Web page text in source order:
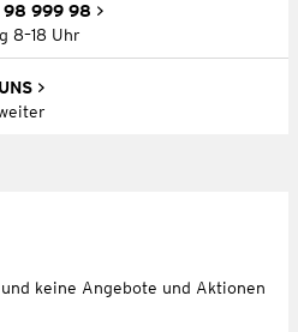
999 98
8–18 Uhr
keine Angebote und Aktionen